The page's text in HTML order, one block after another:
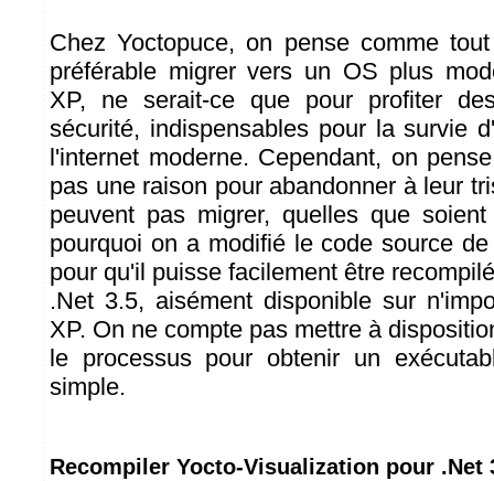
Chez Yoctopuce, on pense comme
préférable migrer vers un OS plus
XP, ne serait-ce que pour profiter
sécurité, indispensables pour la survie
l'internet moderne. Cependant, on
pas une raison pour abandonner à leur
peuvent pas migrer, quelles que
pourquoi on a modifié le code source
pour qu'il puisse facilement être
.Net 3.5, aisément disponible sur
XP. On ne compte pas mettre à
le processus pour obtenir un
simple.
Recompiler Yocto-Visualization pour .Net